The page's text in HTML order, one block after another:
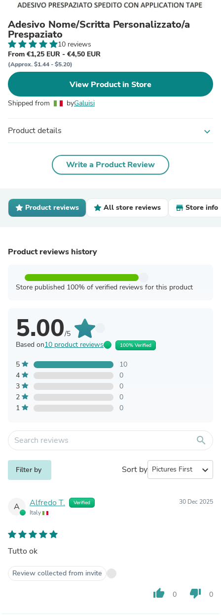
Adesivo Nome/Scritta Personalizzato/a
Prespaziato
10 reviews
From €1,25 EUR - €4,50 EUR
(Approx. $1.44 - $5.20)
View Product in Store
Shipped from byGaluisi
Product details expand_more
Write a Product Review
Product reviews All store reviews Store info
Product reviews history
Store published 100% of verified reviews for this product
5.00/5
Based on10 product reviews 100% Verified
5
10
4
0
3
0
2
0
1
0
search
Filter by Sort by expand_more
A Alfredo T. Verified
Italy
30 Dec 2025
Tutto ok
Review collected from invite
thumb_up 0 thumb_down 0